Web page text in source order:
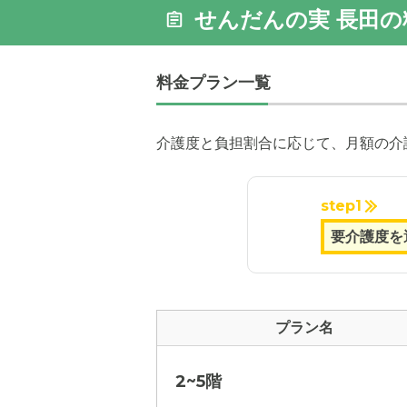
せんだんの実 長田の
料金プラン一覧
介護度と負担割合に応じて、月額の
step1
プラン名
2~5階